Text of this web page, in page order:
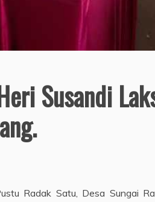
Susandi
Radak Satu, Desa Sungai